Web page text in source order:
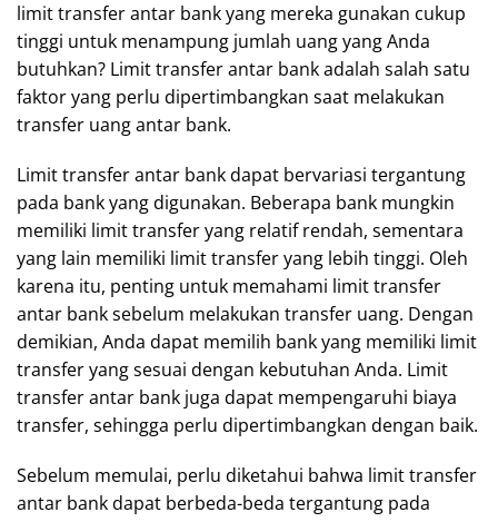
limit transfer antar bank yang mereka gunakan cukup
tinggi untuk menampung jumlah uang yang Anda
butuhkan? Limit transfer antar bank adalah salah satu
faktor yang perlu dipertimbangkan saat melakukan
transfer uang antar bank.
Limit transfer antar bank dapat bervariasi tergantung
pada bank yang digunakan. Beberapa bank mungkin
memiliki limit transfer yang relatif rendah, sementara
yang lain memiliki limit transfer yang lebih tinggi. Oleh
karena itu, penting untuk memahami limit transfer
antar bank sebelum melakukan transfer uang. Dengan
demikian, Anda dapat memilih bank yang memiliki limit
transfer yang sesuai dengan kebutuhan Anda. Limit
transfer antar bank juga dapat mempengaruhi biaya
transfer, sehingga perlu dipertimbangkan dengan baik.
Sebelum memulai, perlu diketahui bahwa limit transfer
antar bank dapat berbeda-beda tergantung pada